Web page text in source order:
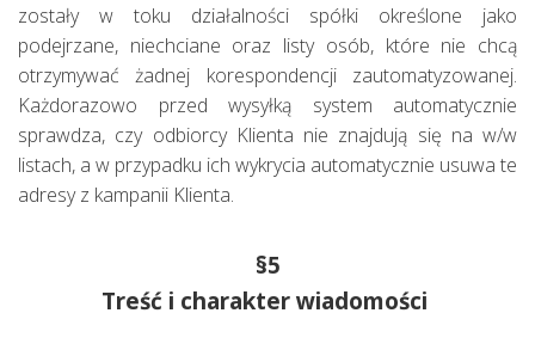
zostały w toku działalności spółki określone jako
podejrzane, niechciane oraz listy osób, które nie chcą
otrzymywać żadnej korespondencji zautomatyzowanej.
Każdorazowo przed wysyłką system automatycznie
sprawdza, czy odbiorcy Klienta nie znajdują się na w/w
listach, a w przypadku ich wykrycia automatycznie usuwa te
adresy z kampanii Klienta.
§5
Treść i charakter wiadomości